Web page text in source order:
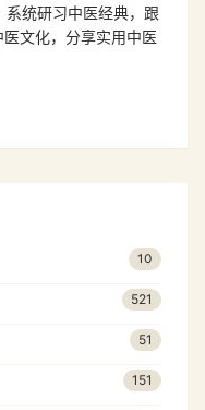
统研习中医经典，跟
文化，分享实用中医
10
521
51
151